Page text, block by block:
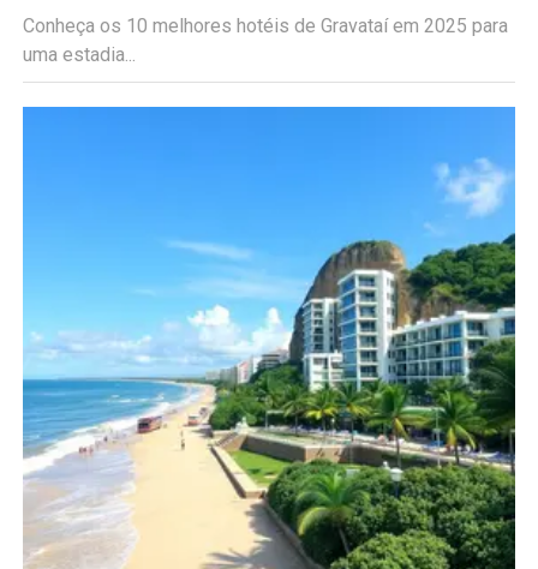
Conheça os 10 melhores hotéis de Gravataí em 2025 para
uma estadia...